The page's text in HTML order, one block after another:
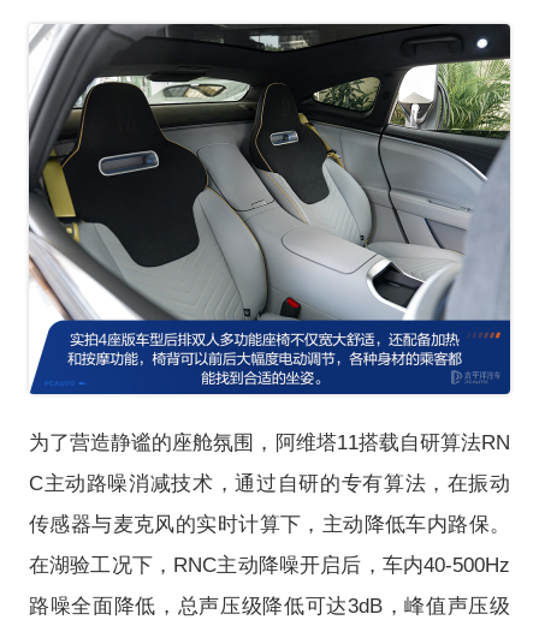
为了营造静谧的座舱氛围，阿维塔11搭载自研算法RN
C主动路噪消减技术，通过自研的专有算法，在振动
传感器与麦克风的实时计算下，主动降低车内路保。
在湖验工况下，RNC主动降噪开启后，车内40-500Hz
路噪全面降低，总声压级降低可达3dB，峰值声压级